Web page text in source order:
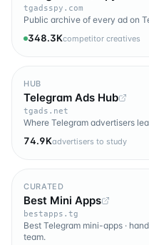
tgadsspy.com
Public archive of every ad on
348.3Kcompetitor creatives
HUB
Telegram Ads Hub
tgads.net
Where Telegram advertisers
74.9Kadvertisers to study
CURATED
Best Mini Apps
bestapps.tg
Best Telegram mini-apps ·
team.